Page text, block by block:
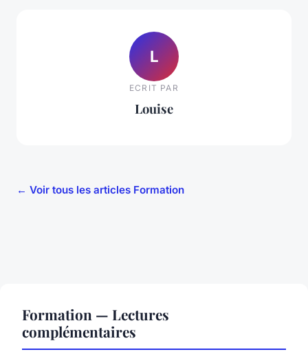
L
ECRIT PAR
Louise
← Voir tous les articles Formation
Formation — Lectures
complémentaires